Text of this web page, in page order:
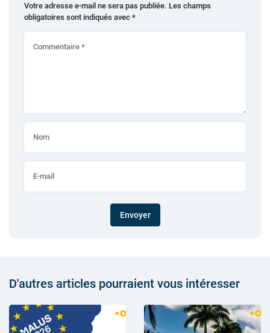
Votre adresse e-mail ne sera pas publiée. Les champs
obligatoires sont indiqués avec *
Envoyer
D'autres articles pourraient vous intéresser